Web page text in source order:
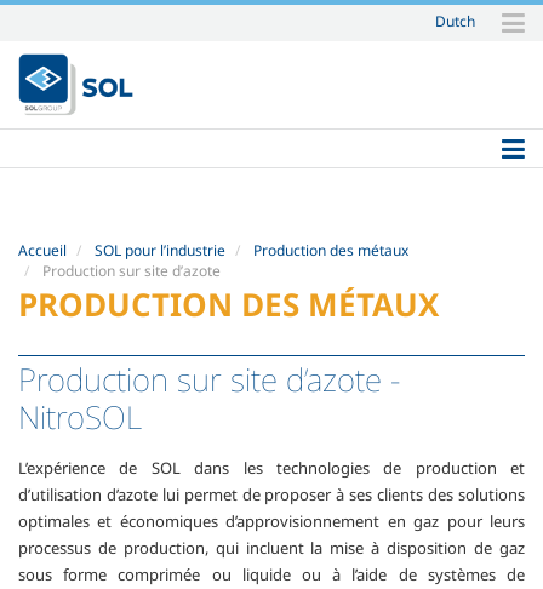
Aller
au
contenu.
|
à
Dutch
Accueil SOL pour l’industrie
Production des métaux
Production sur site d’azote
PRODUCTION DES MÉTAUX
Production sur site d’azote -
NitroSOL
L’expérience de SOL dans les technologies de production et
d’utilisation d’azote lui permet de proposer à ses clients des solutions
optimales et économiques d’approvisionnement en gaz pour leurs
processus de production, qui incluent la mise à disposition de gaz
sous forme comprimée ou liquide ou à l’aide de systèmes de